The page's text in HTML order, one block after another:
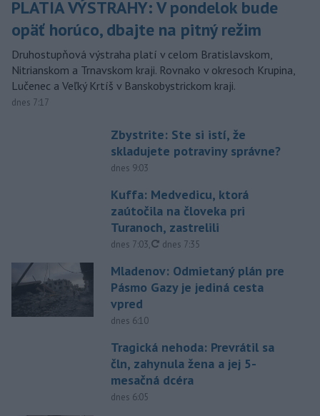
PLATIA VÝSTRAHY: V pondelok bude
opäť horúco, dbajte na pitný režim
Druhostupňová výstraha platí v celom Bratislavskom,
Nitrianskom a Trnavskom kraji. Rovnako v okresoch Krupina,
Lučenec a Veľký Krtíš v Banskobystrickom kraji.
dnes 7:17
Zbystrite: Ste si istí, že
skladujete potraviny správne?
dnes 9:03
Kuffa: Medvedicu, ktorá
zaútočila na človeka pri
Turanoch, zastrelili
dnes 7:03, aktualizované
dnes 7:35
Mladenov: Odmietaný plán pre
Pásmo Gazy je jediná cesta
vpred
dnes 6:10
Tragická nehoda: Prevrátil sa
čln, zahynula žena a jej 5-
mesačná dcéra
dnes 6:05